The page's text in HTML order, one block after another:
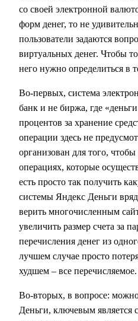
со своей электронной
форм денег, то не
пользователи задаются
виртуальных денег. Чтобы
него нужно определиться в
Во-первых, система
банк и не биржа, где
процентов за хранение
операции здесь не
организован для того, чтобы
операциях, которые
есть просто так получить
системы Яндекс Деньги
верить многочисленным
увеличить размер счета за
перечисления денег из
лучшем случае просто
худшем – все перечисляемое.
Во-вторых, в вопросе:
Деньги, ключевым является